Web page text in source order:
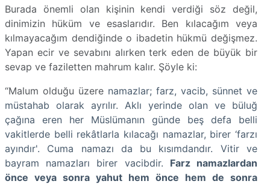
Burada önemli olan kişinin kendi verdiği söz değil,
dinimizin hüküm ve esaslarıdır. Ben kılacağım veya
kılmayacağım dendiğinde o ibadetin hükmü değişmez.
Yapan ecir ve sevabını alırken terk eden de büyük bir
sevap ve faziletten mahrum kalır. Şöyle ki:
“Malum olduğu üzere namazlar; farz, vacib, sünnet ve
müstahab olarak ayrılır. Aklı yerinde olan ve büluğ
çağına eren her Müslümanın günde beş defa belli
vakitlerde belli rekâtlarla kılacağı namazlar, birer ‘farzı
ayındır'. Cuma namazı da bu kısımdandır. Vitir ve
bayram namazları birer vacibdir. Farz namazlardan
önce veya sonra yahut hem önce hem de sonra